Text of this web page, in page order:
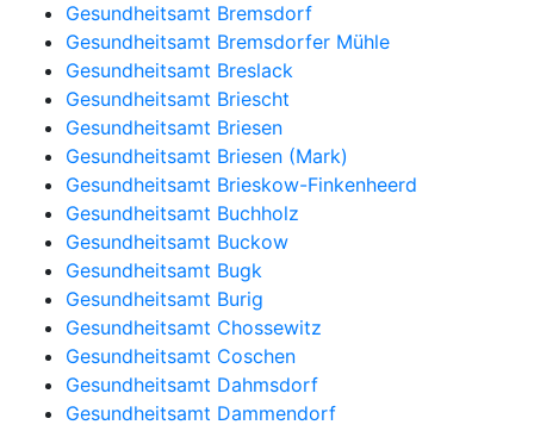
Gesundheitsamt Bremsdorf
Gesundheitsamt Bremsdorfer Mühle
Gesundheitsamt Breslack
Gesundheitsamt Briescht
Gesundheitsamt Briesen
Gesundheitsamt Briesen (Mark)
Gesundheitsamt Brieskow-Finkenheerd
Gesundheitsamt Buchholz
Gesundheitsamt Buckow
Gesundheitsamt Bugk
Gesundheitsamt Burig
Gesundheitsamt Chossewitz
Gesundheitsamt Coschen
Gesundheitsamt Dahmsdorf
Gesundheitsamt Dammendorf